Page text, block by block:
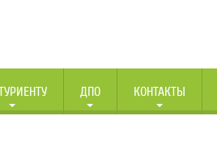
ДПО КОНТАКТЫ